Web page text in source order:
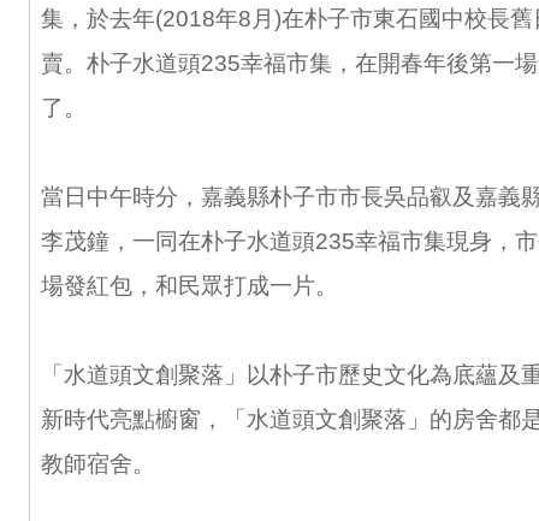
集，於去年(2018年8月)在朴子市東石國中校長
賣。朴子水道頭235幸福市集，在開春年後第一
了。
當日中午時分，嘉義縣朴子市市長吳品叡及嘉義
李茂鐘，一同在朴子水道頭235幸福市集現身，
場發紅包，和民眾打成一片。
「水道頭文創聚落」以朴子市歷史文化為底蘊及
新時代亮點櫥窗，「水道頭文創聚落」的房舍都
教師宿舍。